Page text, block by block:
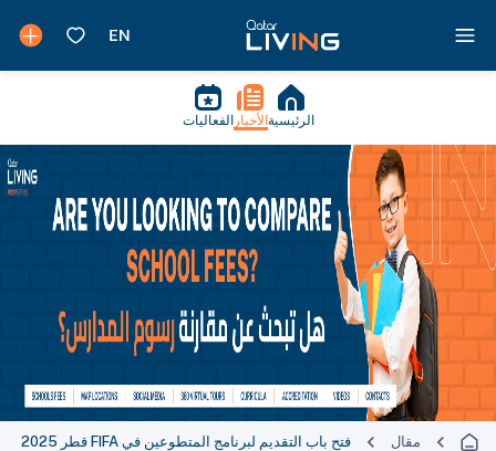
الرئيسية الأخبار الفعاليات
مقال فتح باب التقديم لبرنامج المتطوعين في FIFA قطر 2025